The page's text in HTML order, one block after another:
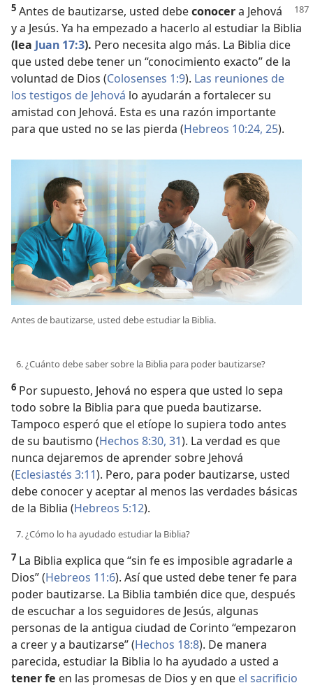
5 Antes de bautizarse, usted debeconocera Jehová
y a Jesús. Ya ha empezado a hacerlo al estudiar la Biblia
(lea Juan 17:3). Pero necesita algo más. La Biblia dice
que usted debe tener un “conocimiento exacto” de la
voluntad de Dios (Colosenses 1:9). Las reuniones de
los testigos de Jehová lo ayudarán a fortalecer su
amistad con Jehová. Esta es una razón importante
para que usted no se las pierda (Hebreos 10:24, 25).
Antes de bautizarse, usted debe estudiar la Biblia.
6. ¿Cuánto debe saber sobre la Biblia para poder bautizarse?
6 Por supuesto, Jehová no espera que usted lo sepa
todo sobre la Biblia para que pueda bautizarse.
Tampoco esperó que el etíope lo supiera todo antes
de su bautismo (Hechos 8:30, 31). La verdad es que
nunca dejaremos de aprender sobre Jehová
(Eclesiastés 3:11). Pero, para poder bautizarse, usted
debe conocer y aceptar al menos las verdades básicas
de la Biblia (Hebreos 5:12).
7. ¿Cómo lo ha ayudado estudiar la Biblia?
7 La Biblia explica que “sin fe es imposible agradarle a
Dios” (Hebreos 11:6). Así que usted debe tener fe para
poder bautizarse. La Biblia también dice que, después
de escuchar a los seguidores de Jesús, algunas
personas de la antigua ciudad de Corinto “empezaron
a creer y a bautizarse” (Hechos 18:8). De manera
parecida, estudiar la Biblia lo ha ayudado a usted a
tener fe en las promesas de Dios y en que el sacrificio